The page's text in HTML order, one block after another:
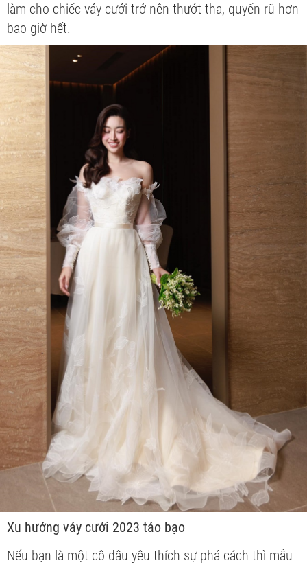
làm cho chiếc váy cưới trở nên thướt tha, quyến rũ hơn
bao giờ hết.
Xu hướng váy cưới 2023 táo bạo
Nếu bạn là một cô dâu yêu thích sự phá cách thì mẫu